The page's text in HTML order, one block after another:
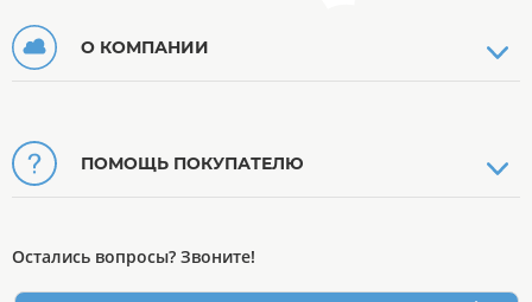
О КОМПАНИИ
ПОМОЩЬ ПОКУПАТЕЛЮ
Остались вопросы? Звоните!